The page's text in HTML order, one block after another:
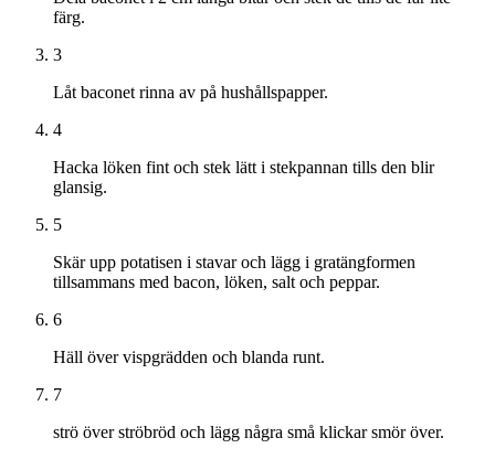
färg.
3
Låt baconet rinna av på hushållspapper.
4
Hacka löken fint och stek lätt i stekpannan tills den blir
glansig.
5
Skär upp potatisen i stavar och lägg i gratängformen
tillsammans med bacon, löken, salt och peppar.
6
Häll över vispgrädden och blanda runt.
7
strö över ströbröd och lägg några små klickar smör över.